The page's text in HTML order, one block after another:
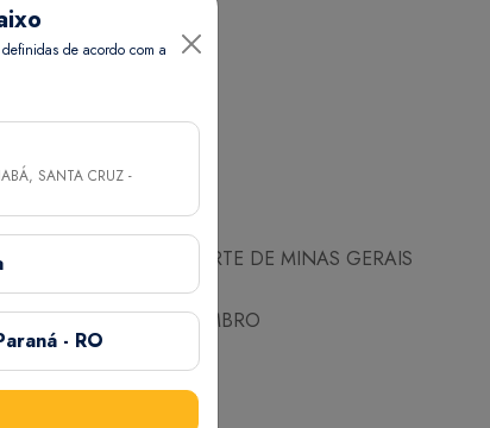
SANTO, REGIÃO NORTE DE MINAS GERAIS
NOVEMBRO DEZEMBRO
de acordo com a
SANTA CRUZ -
- RO